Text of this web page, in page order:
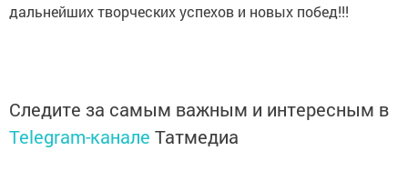
дальнейших творческих успехов и новых побед!!!
Следите за самым важным и интересным в
Telegram-канале Татмедиа